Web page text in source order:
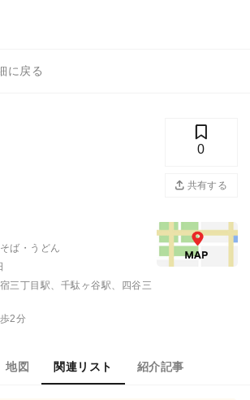
に戻る
0
共有する
ば・うどん
三丁目駅、千駄ヶ谷駅、四谷三
2分
地図 関連リスト 紹介記事